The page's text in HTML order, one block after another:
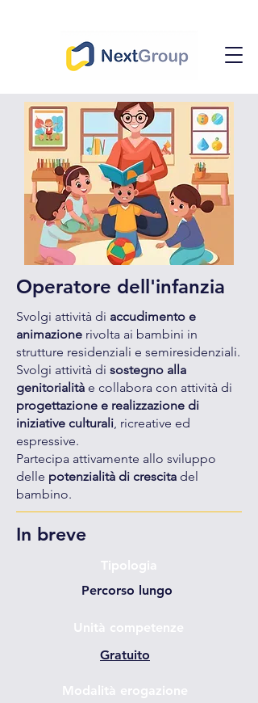
Operatore dell'infanzia
Svolgi attività di accudimento e
animazione rivolta ai bambini in
strutture residenziali e semiresidenziali.
Svolgi attività di sostegno alla
genitorialità e collabora con attività di
progettazione e realizzazione di
iniziative culturali, ricreative ed
espressive.
Partecipa attivamente allo sviluppo
delle potenzialità di crescita del
bambino.
In breve
Tipologia
Percorso lungo
Unità competenze
Gratuito
Modalità erogazione